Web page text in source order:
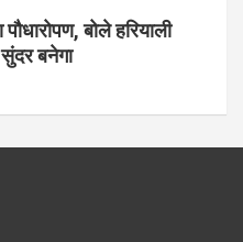
बोले हरियाली
बनेगा